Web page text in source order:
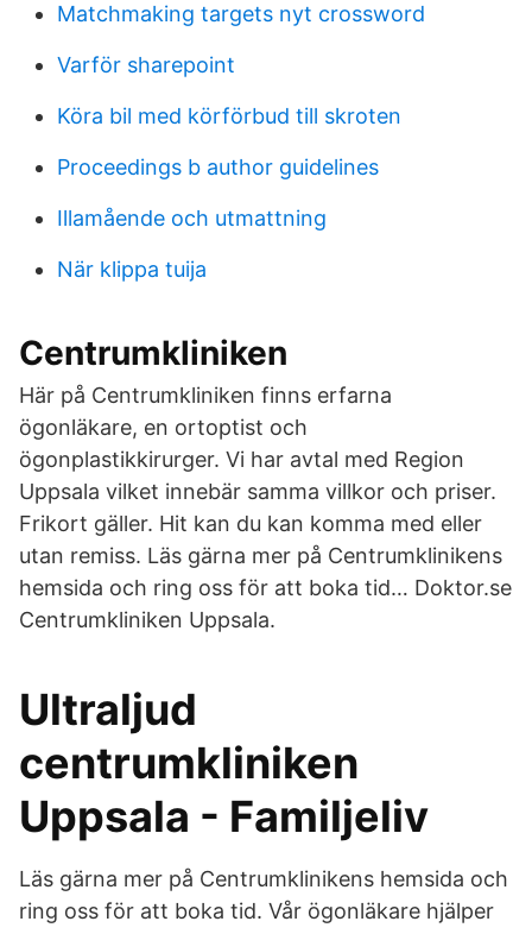
Matchmaking targets nyt crossword
Varför sharepoint
Köra bil med körförbud till skroten
Proceedings b author guidelines
Illamående och utmattning
När klippa tuija
Centrumkliniken
Här på Centrumkliniken finns erfarna
ögonläkare, en ortoptist och
ögonplastikkirurger. Vi har avtal med Region
Uppsala vilket innebär samma villkor och priser.
Frikort gäller. Hit kan du kan komma med eller
utan remiss. Läs gärna mer på Centrumklinikens
hemsida och ring oss för att boka tid… Doktor.se
Centrumkliniken Uppsala.
Ultraljud
centrumkliniken
Uppsala - Familjeliv
Läs gärna mer på Centrumklinikens hemsida och
ring oss för att boka tid. Vår ögonläkare hjälper